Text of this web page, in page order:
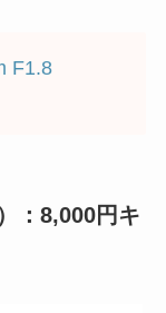
F1.8
：8,000円キ